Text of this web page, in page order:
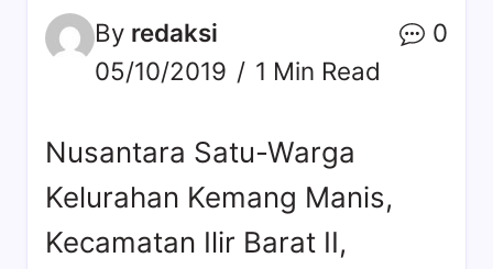
By redaksi
05/10/2019
1 Min Read
0
Nusantara Satu-Warga
Kelurahan Kemang Manis,
Kecamatan Ilir Barat II,